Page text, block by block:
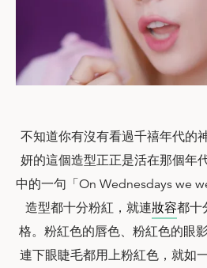
不知道你有沒有看過千禧年代的
妍的這個造型正正是活在那個年
中的一句「On Wednesdays we
造型都十分粉紅，就連妝容都十
格。粉紅色的唇色、粉紅色的眼
連下眼睫毛都用上粉紅色，就如